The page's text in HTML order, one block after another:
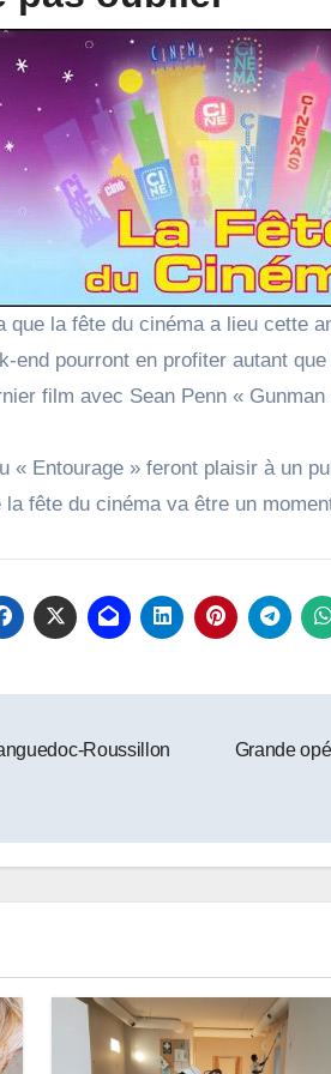
que la fête du cinéma a lieu cette
end pourront en profiter autant
film avec Sean Penn « Gunman
« Entourage » feront plaisir à un
fête du cinéma va être un
Roussillon Grande